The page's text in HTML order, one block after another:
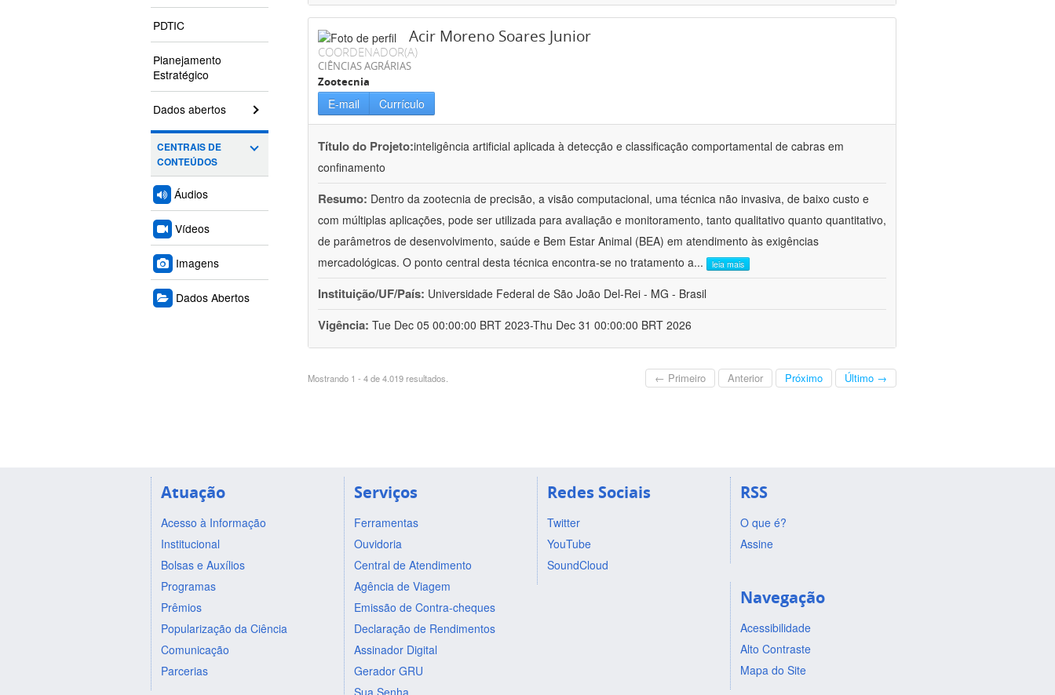
PDTIC
Planejamento
Estratégico
Dados abertos
CENTRAIS DE
CONTEÚDOS
Áudios
Vídeos
Imagens
Dados Abertos
Acir Moreno Soares Junior
COORDENADOR(A)
CIÊNCIAS AGRÁRIAS
Zootecnia
E-mail Currículo
Título do Projeto:inteligência artificial aplicada à detecção e classificação comportamental de cabras em
confinamento
Resumo: Dentro da zootecnia de precisão, a visão computacional, uma técnica não invasiva, de baixo custo e
com múltiplas aplicações, pode ser utilizada para avaliação e monitoramento, tanto qualitativo quanto quantitativo,
de parâmetros de desenvolvimento, saúde e Bem Estar Animal (BEA) em atendimento às exigências
mercadológicas. O ponto central desta técnica encontra-se no tratamento a... leia mais
Instituição/UF/País: Universidade Federal de São João Del-Rei - MG - Brasil
Vigência: Tue Dec 05 00:00:00 BRT 2023-Thu Dec 31 00:00:00 BRT 2026
Mostrando 1 - 4 de 4.019 resultados. ← Primeiro Anterior Próximo Último →
Atuação
Acesso à Informação
Institucional
Bolsas e Auxílios
Programas
Prêmios
Popularização da Ciência
Comunicação
Parcerias
Serviços
Ferramentas
Ouvidoria
Central de Atendimento
Agência de Viagem
Emissão de Contra-cheques
Declaração de Rendimentos
Assinador Digital
Gerador GRU
Sua Senha
Redes Sociais
Twitter
YouTube
SoundCloud
RSS
O que é?
Assine
Navegação
Acessibilidade
Alto Contraste
Mapa do Site